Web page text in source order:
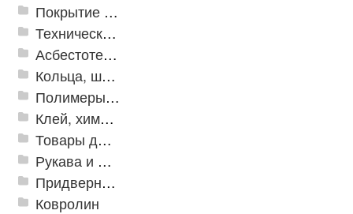
Покрытие из резиновой крошки
Техническая резина
Асбестотехнические и теплоизоляционные материалы
Кольца, шайбы, манжеты
Полимеры и пластики
Клей, химия, сопутствующие товары
Товары для дома
Рукава и шланги промышленные
Придверные решетки
Ковролин